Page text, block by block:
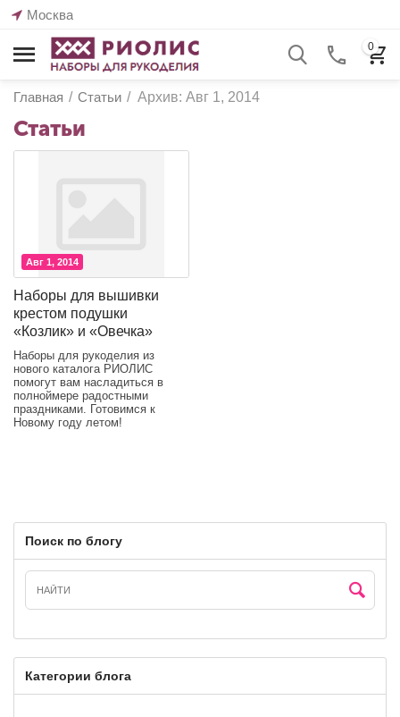
Москва
0
Главная / Статьи / Архив: Авг 1, 2014
Статьи
Авг 1, 2014
Наборы для вышивки
крестом подушки
«Козлик» и «Овечка»
Наборы для рукоделия из
нового каталога РИОЛИС
помогут вам насладиться в
полноймере радостными
праздниками. Готовимся к
Новому году летом!
Поиск по блогу
Категории блога